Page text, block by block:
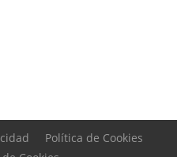
Política de Cookies